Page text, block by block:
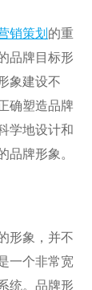
销策划 的重
品牌目标形
象建设不
确塑造品牌
学地设计和
品牌形象。
形象，并不
一个非常宽
统。品牌形